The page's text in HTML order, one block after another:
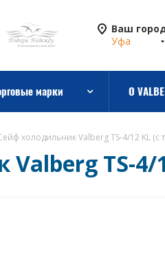
Ваш
Уфа
марки О
холодильник Valberg TS-4/12 KL (с
TS-4/